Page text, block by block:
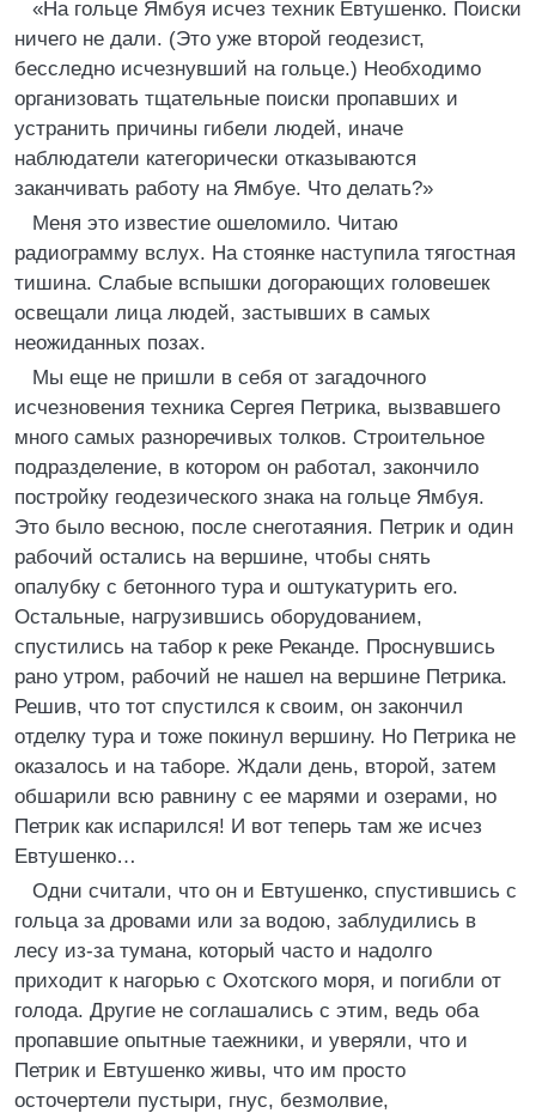
«На гольце Ямбуя исчез техник Евтушенко. Поиски
ничего не дали. (Это уже второй геодезист,
бесследно исчезнувший на гольце.) Необходимо
организовать тщательные поиски пропавших и
устранить причины гибели людей, иначе
наблюдатели категорически отказываются
заканчивать работу на Ямбуе. Что делать?»
Меня это известие ошеломило. Читаю
радиограмму вслух. На стоянке наступила тягостная
тишина. Слабые вспышки догорающих головешек
освещали лица людей, застывших в самых
неожиданных позах.
Мы еще не пришли в себя от загадочного
исчезновения техника Сергея Петрика, вызвавшего
много самых разноречивых толков. Строительное
подразделение, в котором он работал, закончило
постройку геодезического знака на гольце Ямбуя.
Это было весною, после снеготаяния. Петрик и один
рабочий остались на вершине, чтобы снять
опалубку с бетонного тура и оштукатурить его.
Остальные, нагрузившись оборудованием,
спустились на табор к реке Реканде. Проснувшись
рано утром, рабочий не нашел на вершине Петрика.
Решив, что тот спустился к своим, он закончил
отделку тура и тоже покинул вершину. Но Петрика не
оказалось и на таборе. Ждали день, второй, затем
обшарили всю равнину с ее марями и озерами, но
Петрик как испарился! И вот теперь там же исчез
Евтушенко…
Одни считали, что он и Евтушенко, спустившись с
гольца за дровами или за водою, заблудились в
лесу из-за тумана, который часто и надолго
приходит к нагорью с Охотского моря, и погибли от
голода. Другие не соглашались с этим, ведь оба
пропавшие опытные таежники, и уверяли, что и
Петрик и Евтушенко живы, что им просто
осточертели пустыри, гнус, безмолвие,